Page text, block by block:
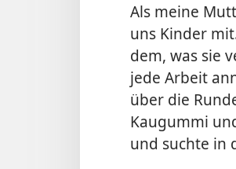
Als meine
uns Kinder
dem, was sie
jede Arbeit
über die
Kaugummi
und suchte in